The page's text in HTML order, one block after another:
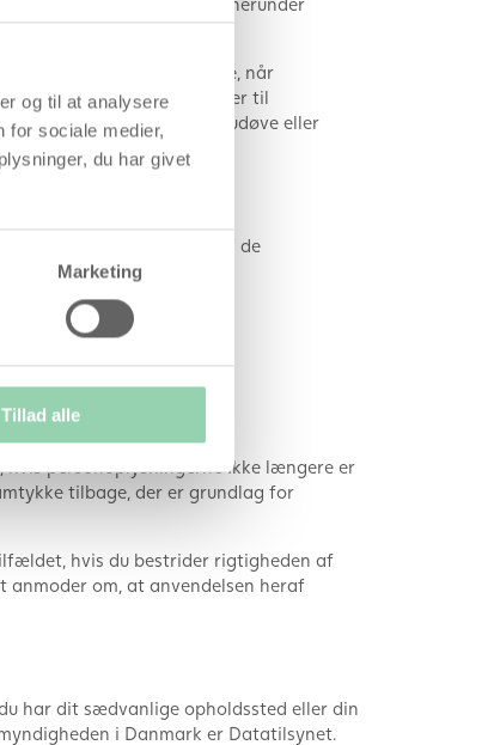
og til at analysere
for sociale medier,
du har givet
Marketing
Tillad alle
ret til at gøre indsigelse, når
vægtige legitime årsager til
henblik på at fastslå, udøve eller
og modtage en kopi af de
personoplysninger.
personoplysningerne ikke længere er
tilbage, der er grundlag for
hvis du bestrider rigtigheden af
om, at anvendelsen heraf
har dit sædvanlige opholdssted eller din
i Danmark er Datatilsynet.